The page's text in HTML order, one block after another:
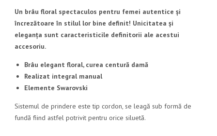
Un brâu floral spectaculos pentru femei autentice și
încrezătoare în stilul lor bine definit! Unicitatea și
eleganța sunt caracteristicile definitorii ale acestui
accesoriu.
Brâu elegant floral, curea centură damă
Realizat integral manual
Elemente Swarovski
Sistemul de prindere este tip cordon, se leagă sub formă de
fundă fiind astfel potrivit pentru orice siluetă.